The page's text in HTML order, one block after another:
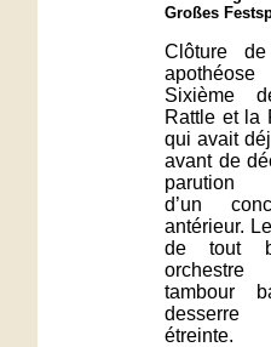
Großes
Clôture
Sixième
Rattle et la
qui avait
avant de
parution
d’un
antérieur.
de tout
orchestre
tambour
étreinte.